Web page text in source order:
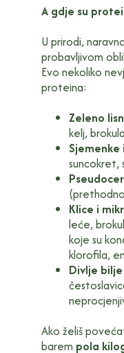
A gdje su
U prirodi,
probavljivom
Evo nekoliko
proteina:
Zeleno
kelj,
suncokret,
Klice i
leće,
koje su
klorofila,
Divlje bilje
Ako želiš
barem pola